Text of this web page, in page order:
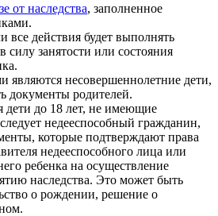
от наследства, заполненное
все действия будет выполнять
силу занятости или состояния
являются несовершеннолетние дети,
документы родителей.
дети до 18 лет, не имеющие
недееспособный гражданин,
которые подтверждают права
недееспособного лица или
ребенка на осуществление
наследства. Это может быть
о рождении, решение о